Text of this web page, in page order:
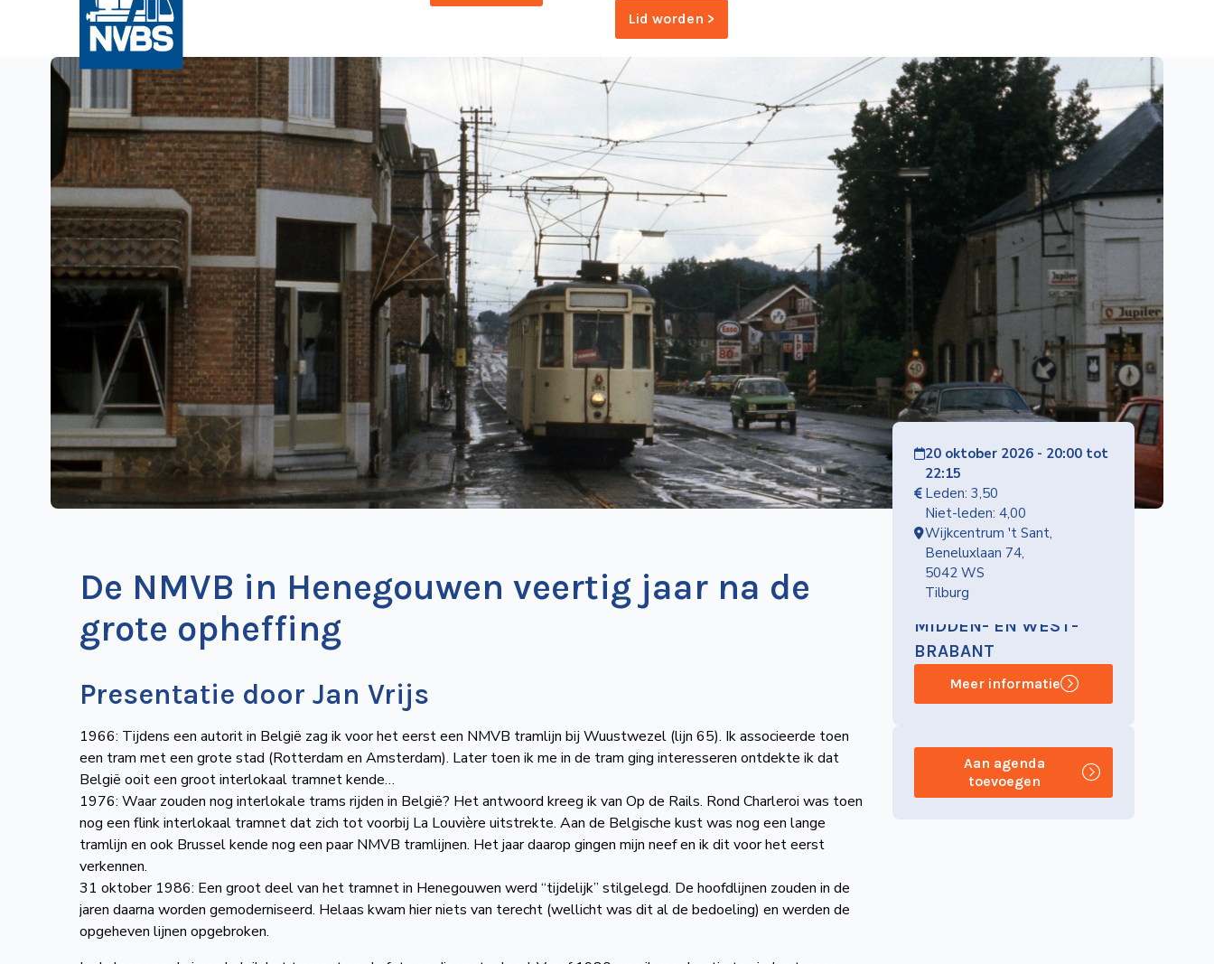
Lid worden >
20 oktober 2026 - 20:00 tot
22:15
Leden: 3,50
Niet-leden: 4,00
Wijkcentrum 't Sant,
Beneluxlaan 74,
5042 WS
Tilburg
De NMVB in Henegouwen veertig jaar na de
grote opheffing
Presentatie door Jan Vrijs
1966: Tijdens een autorit in België zag ik voor het eerst een NMVB tramlijn bij Wuustwezel (lijn 65). Ik associeerde toen
een tram met een grote stad (Rotterdam en Amsterdam). Later toen ik me in de tram ging interesseren ontdekte ik dat
België ooit een groot interlokaal tramnet kende…
1976: Waar zouden nog interlokale trams rijden in België? Het antwoord kreeg ik van Op de Rails. Rond Charleroi was toen
nog een flink interlokaal tramnet dat zich tot voorbij La Louvière uitstrekte. Aan de Belgische kust was nog een lange
tramlijn en ook Brussel kende nog een paar NMVB tramlijnen. Het jaar daarop gingen mijn neef en ik dit voor het eerst
verkennen.
31 oktober 1986: Een groot deel van het tramnet in Henegouwen werd “tijdelijk” stilgelegd. De hoofdlijnen zouden in de
jaren daarna worden gemoderniseerd. Helaas kwam hier niets van terecht (wellicht was dit al de bedoeling) en werden de
opgeheven lijnen opgebroken.
NVBS-AFDELING
MIDDEN- EN WEST-
BRABANT
Meer informatie
Aan agenda
toevoegen